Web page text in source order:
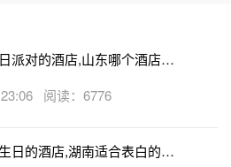
派对的酒店,山东哪个酒店有
阅读：6776
日的酒店,湖南适合表白的酒